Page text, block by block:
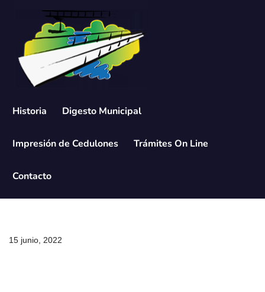
contenido
Historia Digesto Municipal
Impresión de Cedulones Trámites On Line
Contacto
15 junio, 2022